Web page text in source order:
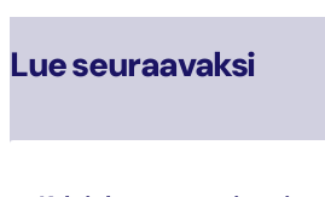
Lue seuraavaksi